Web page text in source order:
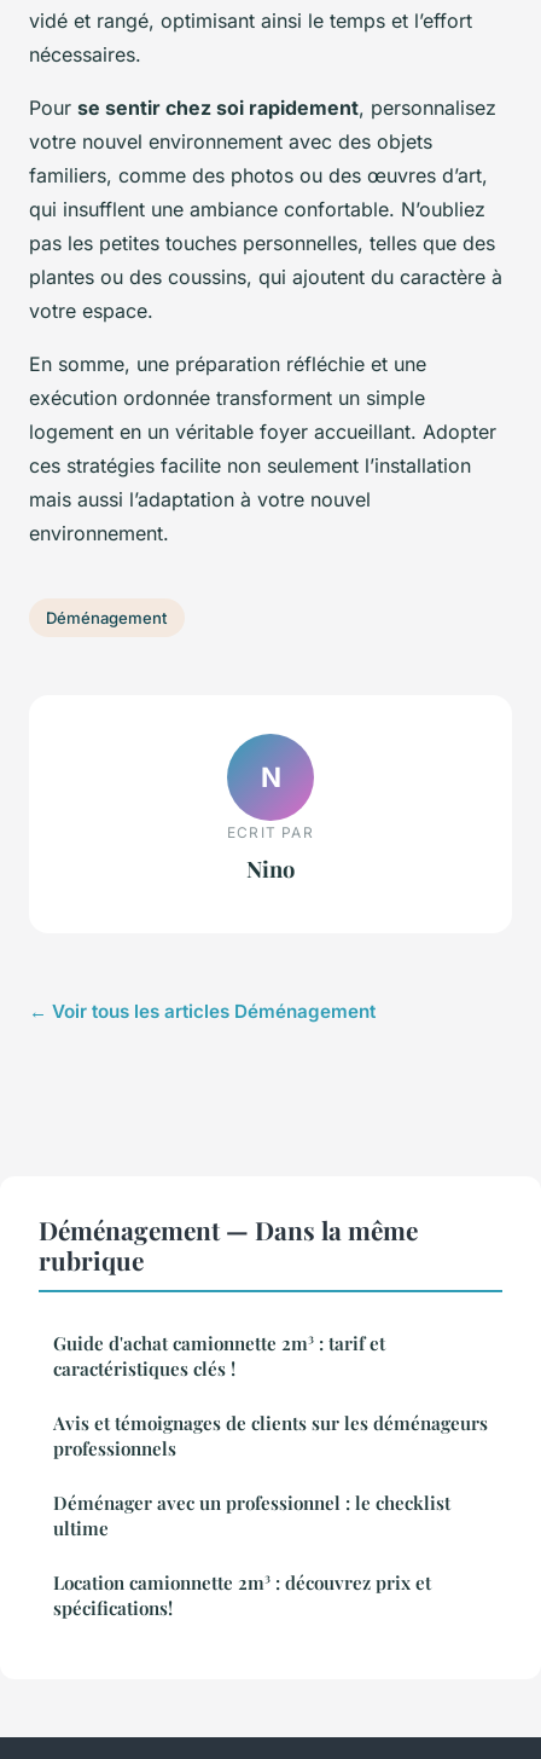
vidé et rangé, optimisant ainsi le temps et l’effort
nécessaires.
Pour se sentir chez soi rapidement, personnalisez
votre nouvel environnement avec des objets
familiers, comme des photos ou des œuvres d’art,
qui insufflent une ambiance confortable. N’oubliez
pas les petites touches personnelles, telles que des
plantes ou des coussins, qui ajoutent du caractère à
votre espace.
En somme, une préparation réfléchie et une
exécution ordonnée transforment un simple
logement en un véritable foyer accueillant. Adopter
ces stratégies facilite non seulement l’installation
mais aussi l’adaptation à votre nouvel
environnement.
Déménagement
N
ECRIT PAR
Nino
← Voir tous les articles Déménagement
Déménagement — Dans la même
rubrique
Guide d'achat camionnette 2m³ : tarif et
caractéristiques clés !
Avis et témoignages de clients sur les déménageurs
professionnels
Déménager avec un professionnel : le checklist
ultime
Location camionnette 2m³ : découvrez prix et
spécifications!